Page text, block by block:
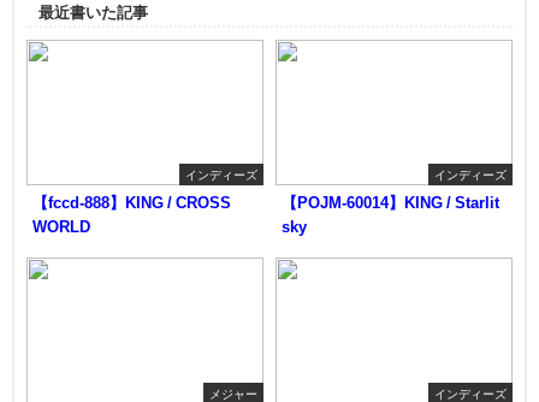
最近書いた記事
インディーズ
【fccd-888】KING / CROSS
WORLD
インディーズ
【POJM-60014】KING / Starlit
sky
メジャー インディーズ